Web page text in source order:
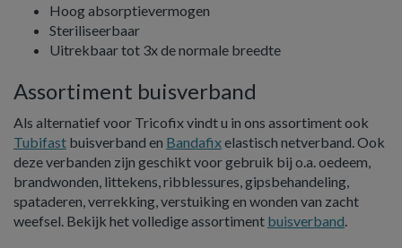
Hoog absorptievermogen
Steriliseerbaar
Uitrekbaar tot 3x de normale breedte
Assortiment buisverband
Als alternatief voor Tricofix vindt u in ons assortiment ook
Tubifast buisverband en Bandafixelastisch netverband. Ook
deze verbanden zijn geschikt voor gebruik bij o.a. oedeem,
brandwonden, littekens, ribblessures, gipsbehandeling,
spataderen, verrekking, verstuiking en wonden van zacht
weefsel. Bekijk het volledige assortiment buisverband.